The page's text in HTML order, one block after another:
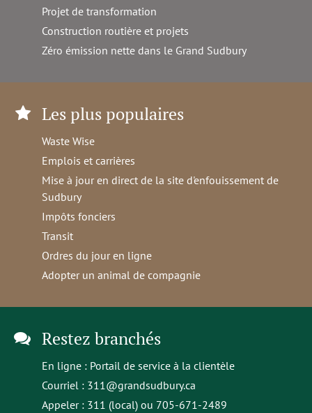
Projet de transformation
Construction routière et projets
Zéro émission nette dans le Grand Sudbury
Les plus populaires
Waste Wise
Emplois et carrières
Mise à jour en direct de la site d'enfouissement de
Sudbury
Impôts fonciers
Transit
Ordres du jour en ligne
Adopter un animal de compagnie
Restez branchés
En ligne : Portail de service à la clientèle
Courriel : 311@grandsudbury.ca
Appeler : 311 (local) ou 705-671-2489